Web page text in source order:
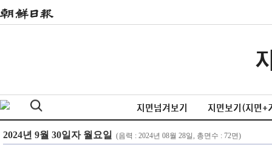
지면넘겨보기 지면보기(지면+